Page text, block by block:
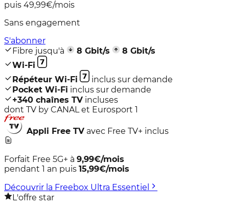
puis 49,99€/mois
Sans engagement
S'abonner
Fibre jusqu'à
8 Gbit/s 8 Gbit/s
Wi-Fi
Répéteur Wi-Fi
inclus sur demande
Pocket Wi-Fi inclus sur demande
+340 chaînes TV incluses
dont TV by CANAL et Eurosport 1
Appli Free TV avec Free TV+ inclus
Forfait Free 5G+ à 9,99€/mois
pendant 1 an puis 15,99€/mois
Découvrir la Freebox Ultra Essentiel
L'offre star